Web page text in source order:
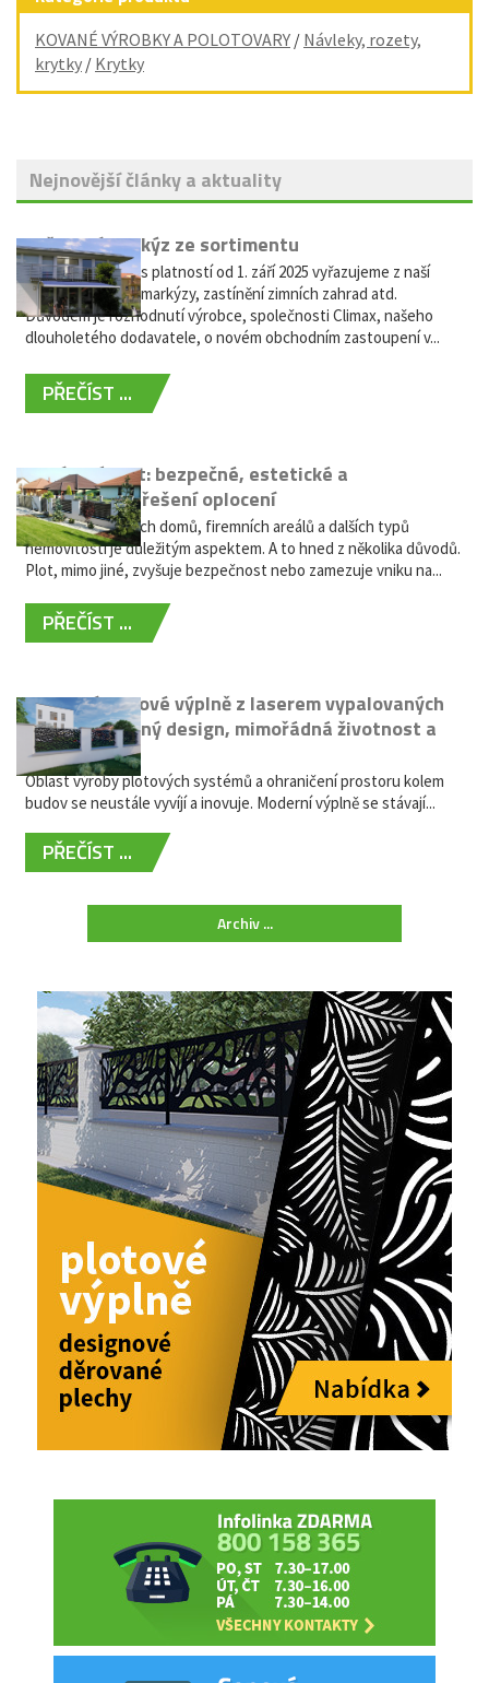
KOVANÉ VÝROBKY A POLOTOVARY / Návleky, rozety,
krytky / Krytky
Nejnovější články a aktuality
Vyřazení markýz ze sortimentu
Vážení zákazníci, s platností od 1. září 2025 vyřazujeme z naší
nabídky výsuvné markýzy, zastínění zimních zahrad atd.
Důvodem je rozhodnutí výrobce, společnosti Climax, našeho
dlouholetého dodavatele, o novém obchodním zastoupení v...
PŘEČÍST ...
Hliníkový plot: bezpečné, estetické a
bezúdržbové řešení oplocení
Oplocení rodinných domů, firemních areálů a dalších typů
nemovitostí je důležitým aspektem. A to hned z několika důvodů.
Plot, mimo jiné, zvyšuje bezpečnost nebo zamezuje vniku na...
PŘEČÍST ...
Moderní plotové výplně z laserem vypalovaných
kovů: výjimečný design, mimořádná životnost a
žádná údržba
Oblast výroby plotových systémů a ohraničení prostoru kolem
budov se neustále vyvíjí a inovuje. Moderní výplně se stávají...
PŘEČÍST ...
Archiv ...